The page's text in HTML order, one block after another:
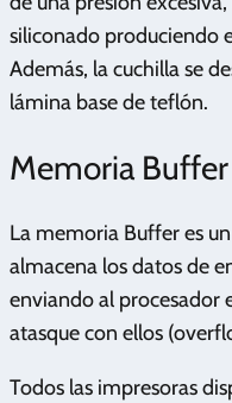
siliconado produciendo
Además, la cuchilla se
lámina base de teflón.
Memoria Buffer
La memoria Buffer es
almacena los datos de
enviando al procesador
atasque con ellos
Todos las impresoras